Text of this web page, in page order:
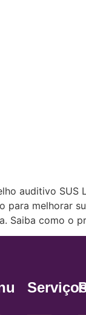
auditivo SUS
para melhorar
Saiba como o